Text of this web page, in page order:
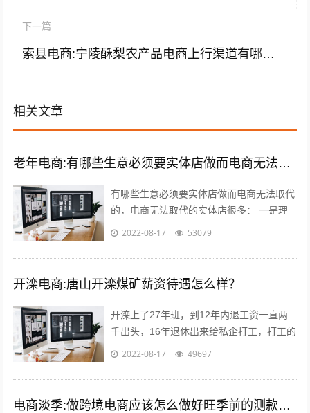
下一篇
索县电商:宁陵酥梨农产品电商上行渠道有哪些？
相关文章
老年电商:有哪些生意必须要实体店做而电商无法取代的，或者投资小上手快适合中老年的？
有哪些生意必须要实体店做而电商无法取代
的，电商无法取代的实体店很多： 一是理
发店，理发是日常生活必需的服务，电商无
2022-08-17 53079
开滦电商:唐山开滦煤矿薪资待遇怎么样？
开滦上了27年班，到12年内退工资一直两
千出头，16年退休出来给私企打工，打工的
工资要高于开滦，劳动强度比开滦轻松多
2022-08-17 49697
电商淡季:做跨境电商应该怎么做好旺季前的测款和备货呢？